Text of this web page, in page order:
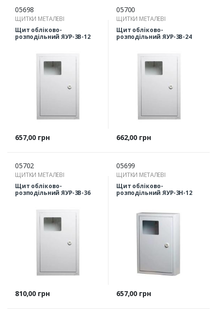
05698
ЩИТКИ МЕТАЛЕВІ
Щит обліково-
розподільний ЯУР-3В-12
Ціна
657,00 грн
05700
ЩИТКИ МЕТАЛЕВІ
Щит обліково-
розподільний ЯУР-3В-24
Ціна
662,00 грн
05702
ЩИТКИ МЕТАЛЕВІ
Щит обліково-
розподільний ЯУР-3В-36
Ціна
810,00 грн
05699
ЩИТКИ МЕТАЛЕВІ
Щит обліково-
розподільний ЯУР-3Н-12
Ціна
657,00 грн